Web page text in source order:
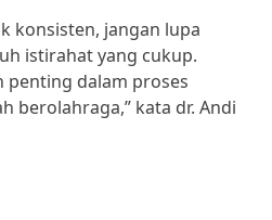
konsisten, jangan lupa
istirahat yang cukup.
penting dalam proses
berolahraga,” kata dr. Andi